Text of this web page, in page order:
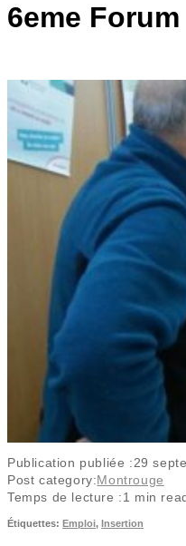
6eme
Publication publiée :29
Post category:Montrouge
Temps de lecture :1 min
Étiquettes: Emploi, Insertion